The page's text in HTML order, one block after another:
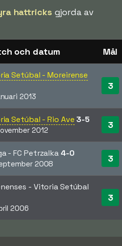
hattricks gjorda av
och datum Mål
Setúbal - Moreirense
2013
3
Setúbal - Rio Ave 3-5
2012 3
- FC Petrzalka 4-0
2008 3
- Vitoria Setúbal
2006
3